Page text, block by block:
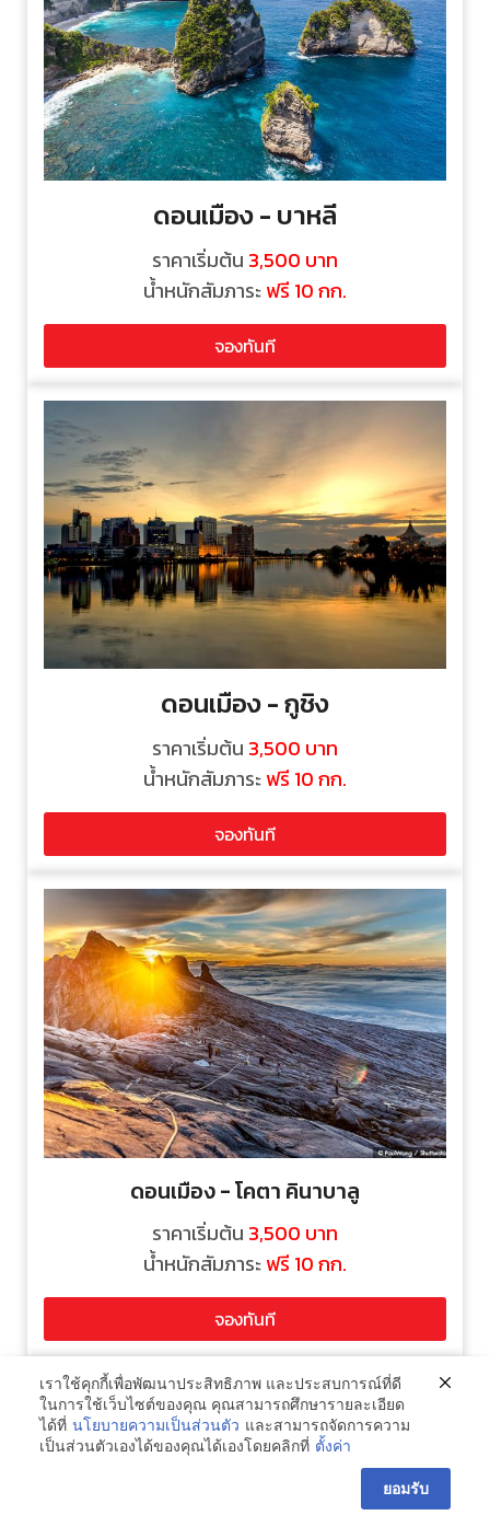
ดอนเมือง - บาหลี
ราคาเริ่มต้น 3,500 บาท
น้ำหนักสัมภาระฟรี 10 กก.
จองทันที
ดอนเมือง - กูชิง
ราคาเริ่มต้น 3,500 บาท
น้ำหนักสัมภาระฟรี 10 กก.
จองทันที
ดอนเมือง - โคตา คินาบาลู
ราคาเริ่มต้น 3,500 บาท
น้ำหนักสัมภาระฟรี 10 กก.
จองทันที
เราใช้คุกกี้เพื่อพัฒนาประสิทธิภาพ และประสบการณ์ที่ดี
ในการใช้เว็บไซต์ของคุณ คุณสามารถศึกษารายละเอียด
ได้ที่ นโยบายความเป็นส่วนตัว และสามารถจัดการความ
เป็นส่วนตัวเองได้ของคุณได้เองโดยคลิกที่ ตั้งค่า
ยอมรับ